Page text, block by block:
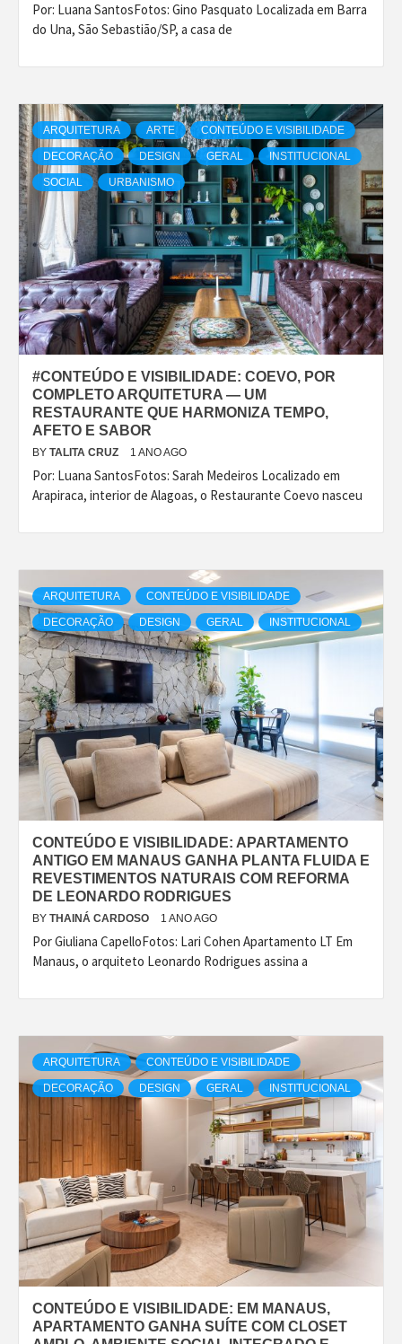
Por: Luana SantosFotos: Gino Pasquato Localizada em Barra
do Una, São Sebastião/SP, a casa de
ARQUITETURA ARTE CONTEÚDO E VISIBILIDADE
DECORAÇÃO DESIGN GERAL INSTITUCIONAL
SOCIAL URBANISMO
#CONTEÚDO E VISIBILIDADE: COEVO, POR
COMPLETO ARQUITETURA — UM
RESTAURANTE QUE HARMONIZA TEMPO,
AFETO E SABOR
BY TALITA CRUZ 1 ANO AGO
Por: Luana SantosFotos: Sarah Medeiros Localizado em
Arapiraca, interior de Alagoas, o Restaurante Coevo nasceu
ARQUITETURA CONTEÚDO E VISIBILIDADE
DECORAÇÃO DESIGN GERAL INSTITUCIONAL
CONTEÚDO E VISIBILIDADE: APARTAMENTO
ANTIGO EM MANAUS GANHA PLANTA FLUIDA E
REVESTIMENTOS NATURAIS COM REFORMA
DE LEONARDO RODRIGUES
BY THAINÁ CARDOSO 1 ANO AGO
Por Giuliana CapelloFotos: Lari Cohen Apartamento LT Em
Manaus, o arquiteto Leonardo Rodrigues assina a
ARQUITETURA CONTEÚDO E VISIBILIDADE
DECORAÇÃO DESIGN GERAL INSTITUCIONAL
CONTEÚDO E VISIBILIDADE: EM MANAUS,
APARTAMENTO GANHA SUÍTE COM CLOSET